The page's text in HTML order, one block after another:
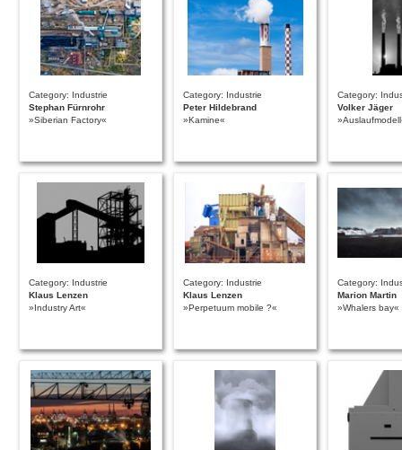
Category: Industrie
Stephan Fürnrohr
»Siberian Factory«
Category: Industrie
Peter Hildebrand
»Kamine«
Category:
Volker Jäger
Category: Industrie
Klaus Lenzen
»Industry Art«
Category: Industrie
Klaus Lenzen
»Perpetuum mobile ?«
Category:
Marion Martin
»Whalers bay«